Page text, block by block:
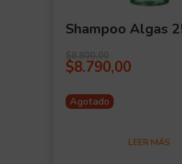
Shampoo Algas
$
$8.790,00
Agotado
LEER MÁS